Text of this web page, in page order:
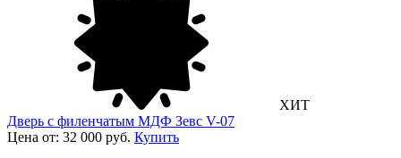
ХИТ
Дверь с филенчатым МДФ Зевс V-07
Цена от: 32 000 руб. Купить